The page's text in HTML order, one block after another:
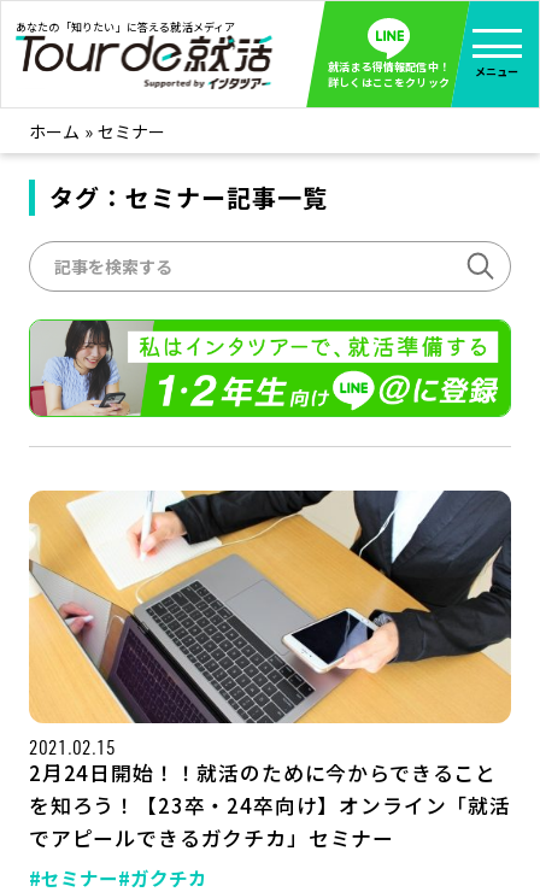
あなたの「知りたい」に答える就活メディア
就活まる得情報配信中！
詳しくはここをクリック
メニュー
就活ノウハウ 全て見る
企業まる見え！特捜部
みんなが知らない企業の裏側を徹底調査！
インタツアー活動レポ 全て見る
インタツアーを使ってどうだった？OBOG成功談
社会人インタビュー 全て見る
社会人になった今、就活を振り返ってみた
学生就活ブログ 全て見る
企業・業界研究はインタツアー
記事一覧
ホーム » セミナー
タグ：セミナー記事一覧
2021.02.15
2月24日開始！！就活のために今からできること
を知ろう！【23卒・24卒向け】オンライン「就活
でアピールできるガクチカ」セミナー
#セミナー#ガクチカ